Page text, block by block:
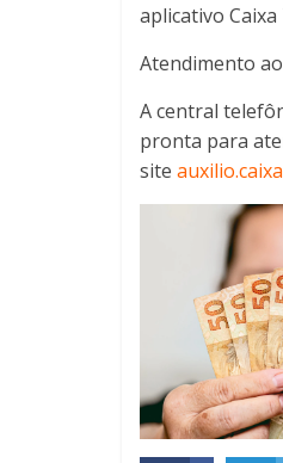
aplicativo Caixa
Atendimento
A central
pronta para
site